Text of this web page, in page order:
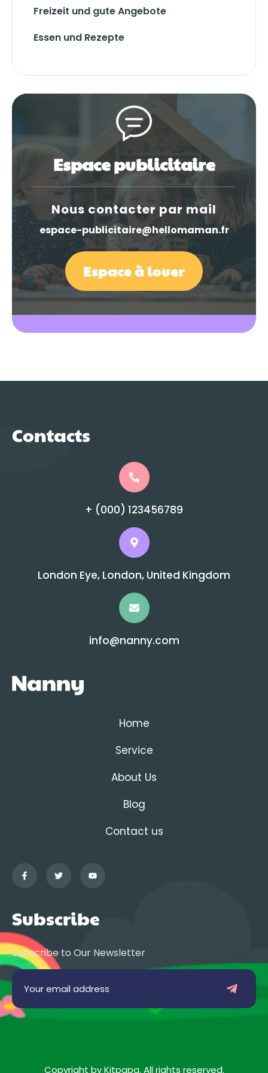
Freizeit und gute Angebote
Essen und Rezepte
Espace publicitaire
Nous contacter par mail
espace-publicitaire@hellomaman.fr
Espace à louer
Contacts
+ (000) 123456789
London Eye, London, United Kingdom
info@nanny.com
Home
Service
About Us
Blog
Contact us
Subscribe
Subscribe to Our Newsletter
Copyright by Kitpapa. All rights reserved.